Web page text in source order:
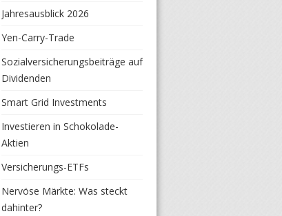
Jahresausblick 2026
Yen-Carry-Trade
Sozialversicherungsbeiträge auf
Dividenden
Smart Grid Investments
Investieren in Schokolade-
Aktien
Versicherungs-ETFs
Nervöse Märkte: Was steckt
dahinter?